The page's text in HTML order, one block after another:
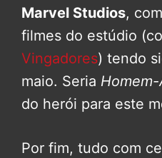
Marvel Studios,
filmes do estúdio
Vingadores) tendo
maio. Seria
do herói para este
Por fim, tudo com